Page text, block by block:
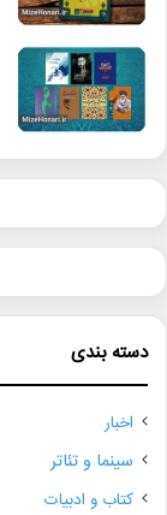
دسته بندی
اخبار
سینما و تئاتر
کتاب و ادبیات